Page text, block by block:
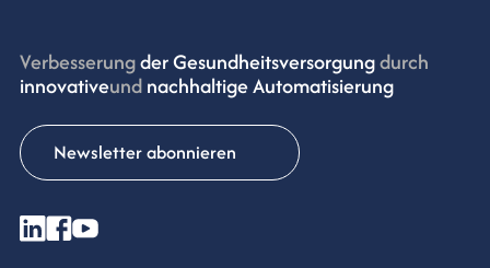
Verbesserungder Gesundheitsversorgungdurch
innovativeundnachhaltige Automatisierung
Newsletter abonnieren